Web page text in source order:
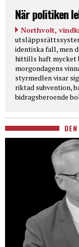
När politiken
Northvolt,
identiska fall, men
hittills haft mycket
morgondagens
styrmedlen visar
riktad subvention,
bidragsberoende